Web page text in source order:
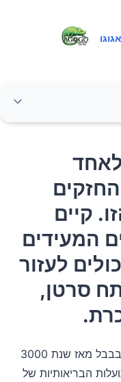
אגוגו
מספר רב של
יכולים לעזור
מחלות לב
קיים
המעידים
לעזור
סרטן,
מעניין לציין כי זרעי פשתן היו מעובדים בבבל מאז שנת 3000
הבריאותיות של